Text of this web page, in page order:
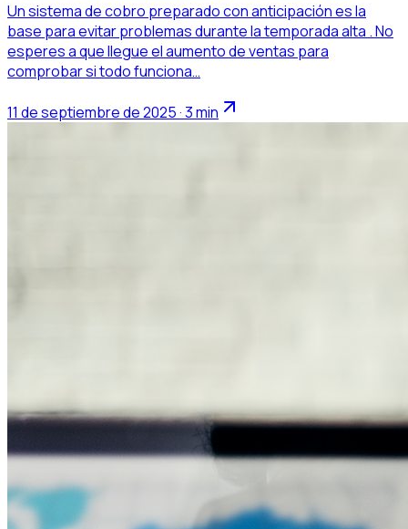
Un sistema de cobro preparado con anticipación es la
base para evitar problemas durante la temporada alta . No
esperes a que llegue el aumento de ventas para
comprobar si todo funciona…
11 de septiembre de 2025 · 3 min